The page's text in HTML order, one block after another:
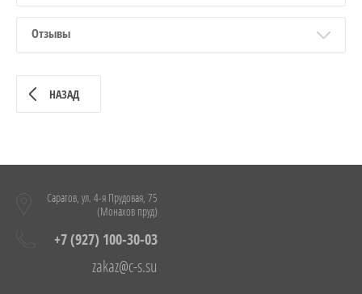
Отзывы
НАЗАД
Саратов, ул. 4-я Прудовая, 75
(Монахов пруд)
+7 (927) 100-30-03
zakaz@c-s.su